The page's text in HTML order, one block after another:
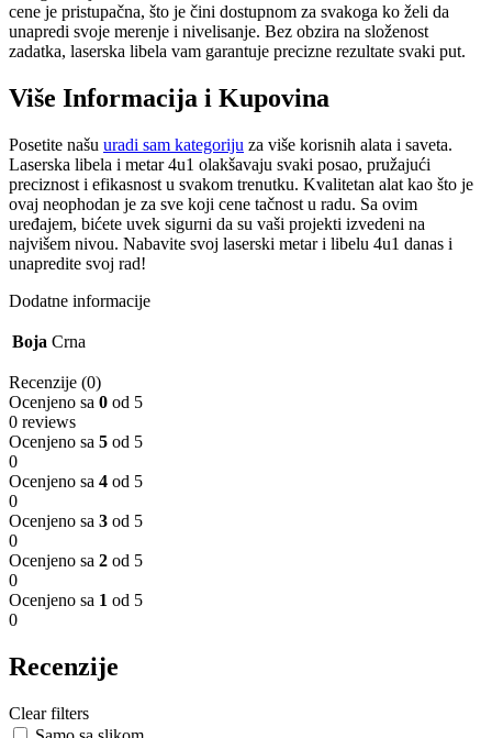
cene je pristupačna, što je čini dostupnom za svakoga ko želi da
unapredi svoje merenje i nivelisanje. Bez obzira na složenost
zadatka, laserska libela vam garantuje precizne rezultate svaki put.
Više Informacija i Kupovina
Posetite našu uradi sam kategoriju za više korisnih alata i saveta.
Laserska libela i metar 4u1 olakšavaju svaki posao, pružajući
preciznost i efikasnost u svakom trenutku. Kvalitetan alat kao što je
ovaj neophodan je za sve koji cene tačnost u radu. Sa ovim
uređajem, bićete uvek sigurni da su vaši projekti izvedeni na
najvišem nivou. Nabavite svoj laserski metar i libelu 4u1 danas i
unapredite svoj rad!
Dodatne informacije
Boja Crna
Recenzije (0)
Ocenjeno sa 0 od 5
0 reviews
Ocenjeno sa 5 od 5
0
Ocenjeno sa 4 od 5
0
Ocenjeno sa 3 od 5
0
Ocenjeno sa 2 od 5
0
Ocenjeno sa 1 od 5
0
Recenzije
Clear filters